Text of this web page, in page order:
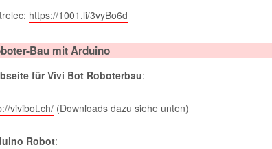
https://1001.li/3vyBo6d
Bau mit Arduino
für Vivi Bot Roboterbau:
vivibot.ch/ (Downloads dazu siehe unten)
Robot: